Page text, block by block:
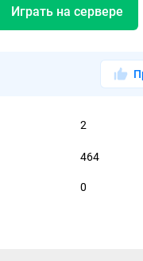
Играть на сервере
2
464
0